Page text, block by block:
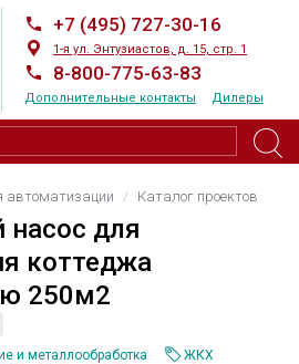
+7 (495) 727-30-16
1-я ул. Энтузиастов, д. 15, стр. 1
8-800-775-63-83
Дополнительные контакты Дилеры
автоматизации Каталог проектов
насос для
коттеджа
250м2
и металлообработка
ЖКХ